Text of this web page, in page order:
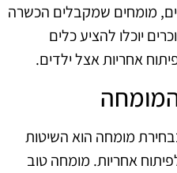
מומחים שמקבלים הכשרה
יוכלו להציע כלים
אחריות אצל ילדים.
מומחה הוא השיטות
אחריות. מומחה טוב